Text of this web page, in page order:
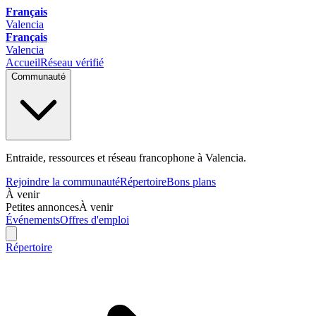
Français
Valencia
Français
Valencia
AccueilRéseau vérifié
Communauté
Entraide, ressources et réseau francophone à Valencia.
Rejoindre la communautéRépertoireBons plans
À venir
Petites annoncesÀ venir
ÉvénementsOffres d'emploi
Répertoire